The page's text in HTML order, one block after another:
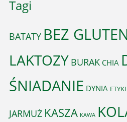
Tagi
BATATY BEZ
LAKTOZY BURAK CHIA
ŚNIADANIE DYNIA
JARMUŻ KASZA KAWA